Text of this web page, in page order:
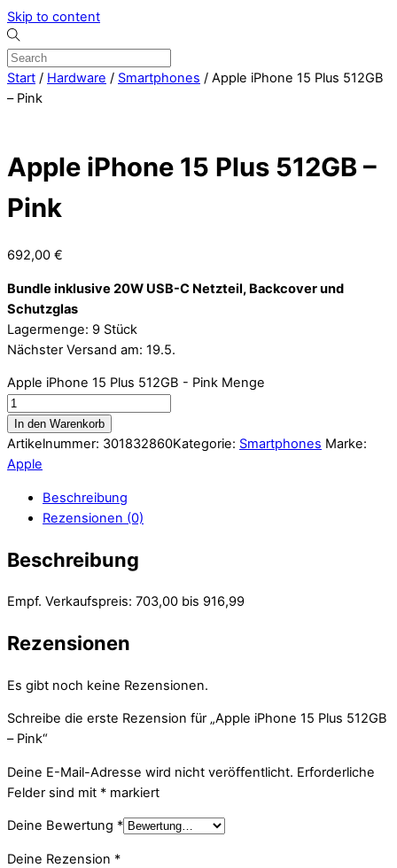
Skip to content
Start / Hardware / Smartphones / Apple iPhone 15 Plus 512GB
– Pink
Apple iPhone 15 Plus 512GB –
Pink
692,00 €
Bundle inklusive 20W USB-C Netzteil, Backcover und
Schutzglas
Lagermenge: 9 Stück
Nächster Versand am: 19.5.
Apple iPhone 15 Plus 512GB - Pink Menge
In den Warenkorb
Artikelnummer: 301832860Kategorie: Smartphones Marke:
Apple
Beschreibung
Rezensionen (0)
Beschreibung
Empf. Verkaufspreis: 703,00 bis 916,99
Rezensionen
Es gibt noch keine Rezensionen.
Schreibe die erste Rezension für „Apple iPhone 15 Plus 512GB
– Pink“
Deine E-Mail-Adresse wird nicht veröffentlicht. Erforderliche
Felder sind mit * markiert
Deine Bewertung *
Deine Rezension *